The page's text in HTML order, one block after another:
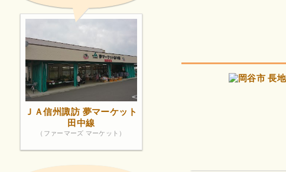
ＪＡ信州諏訪 夢マーケット
田中線
（ファーマーズ マーケット）